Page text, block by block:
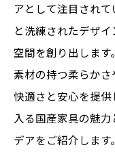
アとして注目され
と洗練されたデザ
空間を創り出します
素材の持つ柔らか
快適さと安心を提
入る国産家具の魅
デアをご紹介します。